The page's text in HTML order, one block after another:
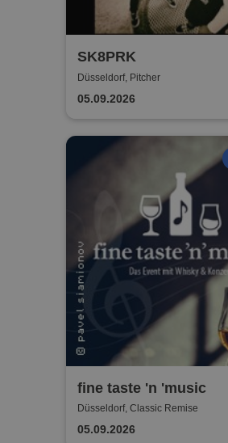
SK8PRK
Düsseldorf, Pitcher
05.09.2026
fine taste 'n 'music
Düsseldorf, Classic Remise
05.09.2026